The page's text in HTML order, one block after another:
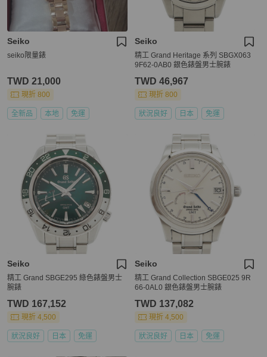
Seiko
seiko限量錶
TWD 21,000
現折 800
全新品 本地 免運
Seiko
精工 Grand Heritage 系列 SBGX063
9F62-0AB0 銀色錶盤男士腕錶
TWD 46,967
現折 800
狀況良好 日本 免運
Seiko
精工 Grand SBGE295 綠色錶盤男士
腕錶
TWD 167,152
現折 4,500
狀況良好 日本 免運
Seiko
精工 Grand Collection SBGE025 9R
66-0AL0 銀色錶盤男士腕錶
TWD 137,082
現折 4,500
狀況良好 日本 免運